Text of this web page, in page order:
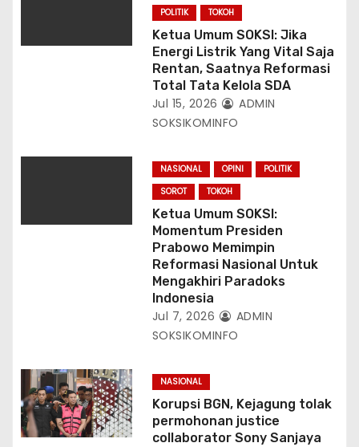
POLITIK
TOKOH
Ketua Umum SOKSI: Jika
Energi Listrik Yang Vital Saja
Rentan, Saatnya Reformasi
Total Tata Kelola SDA
Jul 15, 2026
ADMIN
SOKSIKOMINFO
NASIONAL OPINI
POLITIK
SOROT
TOKOH
Ketua Umum SOKSI:
Momentum Presiden
Prabowo Memimpin
Reformasi Nasional Untuk
Mengakhiri Paradoks
Indonesia
Jul 7, 2026
ADMIN
SOKSIKOMINFO
NASIONAL
Korupsi BGN, Kejagung tolak
permohonan justice
collaborator Sony Sanjaya